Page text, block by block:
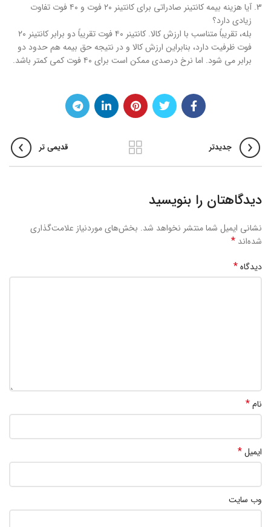
آیا هزینه بیمه کانتینر صادراتی برای کانتینر ۲۰ فوت و ۴۰ فوت تفاوت
زیادی دارد؟
بله، تقریباً متناسب با ارزش کالا. کانتینر ۴۰ فوت تقریباً دو برابر کانتینر ۲۰
فوت ظرفیت دارد، بنابراین ارزش کالا و در نتیجه حق بیمه هم حدود دو
برابر می شود. اما نرخ درصدی ممکن است برای ۴۰ فوت کمی کمتر باشد.
جدیدتر قدیمی تر
دیدگاهتان را بنویسید
نشانی ایمیل شما منتشر نخواهد شد. بخش‌های موردنیاز علامت‌گذاری
شده‌اند *
دیدگاه*
نام*
ایمیل*
وب‌ سایت